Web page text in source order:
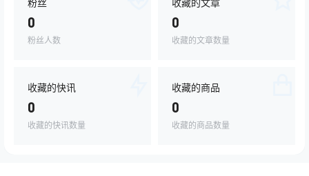
0
粉丝人数
0
收藏的文章数量
收藏的快讯
0
收藏的快讯数量
收藏的商品
0
收藏的商品数量